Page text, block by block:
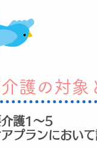
護の対象
護1～5
プランにおい